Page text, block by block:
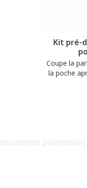
Kit pré-
Coupe la
la poche
documents placeholder